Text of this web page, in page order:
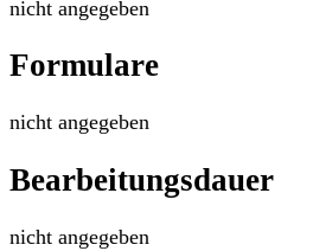
nicht angegeben
Formulare
nicht angegeben
Bearbeitungsdauer
nicht angegeben